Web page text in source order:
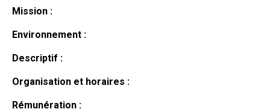
Mission :
Environnement :
Descriptif :
Organisation et horaires :
Rémunération :